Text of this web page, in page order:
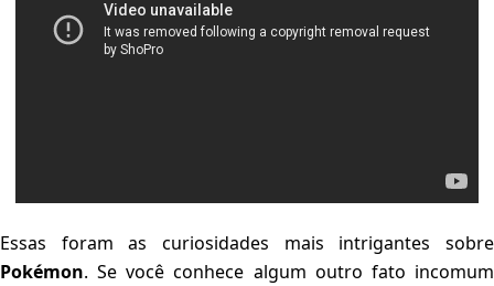
Essas foram as curiosidades mais intrigantes sobre
Pokémon. Se você conhece algum outro fato incomum